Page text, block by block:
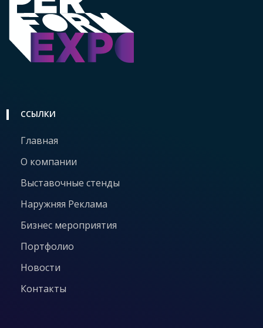
ССЫЛКИ
Главная
О компании
Выставочные стенды
Наружняя Реклама
Бизнес мероприятия
Портфолио
Новости
Контакты